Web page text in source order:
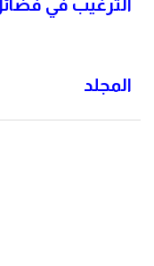
الترغيب في
المجلد